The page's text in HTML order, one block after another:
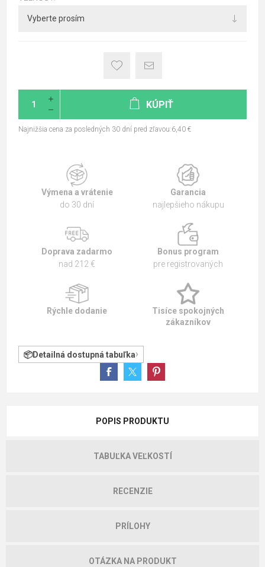
KÚPIŤ
Najnižšia cena za posledných 30 dní pred zľavou:6,40 €
Výmena a vrátenie
do 30 dní
Garancia
najlepšieho nákupu
Doprava zadarmo
nad 212 €
Bonus program
pre registrovaných
Rýchle dodanie
Tisíce spokojných
zákazníkov
Detailná dostupná tabuľka
POPIS PRODUKTU
TABUĽKA VEĽKOSTÍ
RECENZIE
PRÍLOHY
OTÁZKA NA PRODUKT